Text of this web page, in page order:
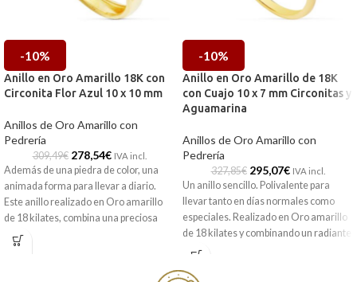
-10%
Anillo en Oro Amarillo 18K con
Circonita Flor Azul 10 x 10 mm
Anillos de Oro Amarillo con
Pedrería
309,49€ 278,54€ IVA incl.
Además de una piedra de color, una
animada forma para llevar a diario.
Este anillo realizado en Oro amarillo
de 18 kilates, combina una preciosa
circonita con forma de flor en su
centro, y dos radiantes y pequeñas
-10%
Anillo en Oro Amarillo de 18K
con Cuajo 10 x 7 mm Circonitas y
Aguamarina
Anillos de Oro Amarillo con
Pedrería
327,85€ 295,07€ IVA incl.
Un anillo sencillo. Polivalente para
llevar tanto en días normales como
especiales. Realizado en Oro amarillo
de 18 kilates y combinando un radiante
cuajo de Circonitas en el superior con